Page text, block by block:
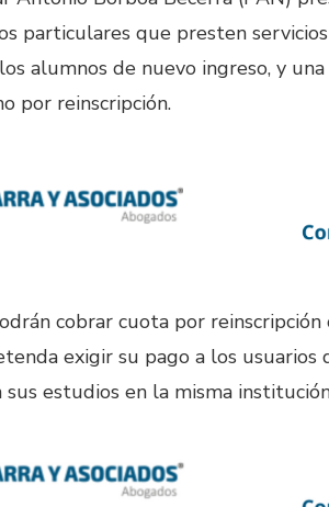
particulares que presten
alumnos de nuevo ingreso, y
por reinscripción.
cobrar cuota por
exigir su pago a los usuarios
estudios en la misma